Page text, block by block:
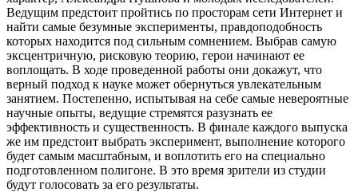
Ведущим предстоит пройтись по просторам сети Интернет и
найти самые безумные эксперименты, правдоподобность
которых находится под сильным сомнением. Выбрав самую
эксцентричную, рисковую теорию, герои начинают ее
воплощать. В ходе проведенной работы они докажут, что
верный подход к науке может обернуться увлекательным
занятием. Постепенно, испытывая на себе самые невероятные
научные опыты, ведущие стремятся разузнать ее
эффективность и существенность. В финале каждого выпуска
же им предстоит выбрать эксперимент, выполнение которого
будет самым масштабным, и воплотить его на специально
подготовленном полигоне. В это время зрители из студии
будут голосовать за его результаты.